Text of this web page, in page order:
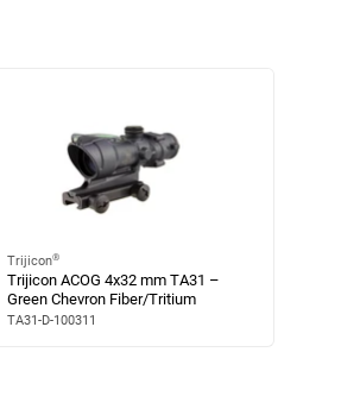
Trijicon®
Trijicon ACOG 4x32 mm TA31 –
Green Chevron Fiber/Tritium
TA31-D-100311